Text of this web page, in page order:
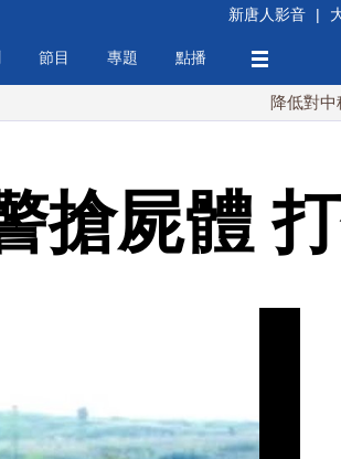
新唐人影音 |
節目 專題 點播
降低對中稀土
搶屍體